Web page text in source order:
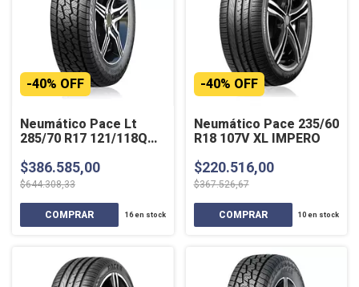
Neumático Pace Lt
285/70 R17 121/118Q
-40% OFF
$386.585,00
$644.308,33
16en stock
Neumático Pace 235/60
R18 107V XL IMPERO
-40% OFF
$220.516,00
$367.526,67
10 en stock